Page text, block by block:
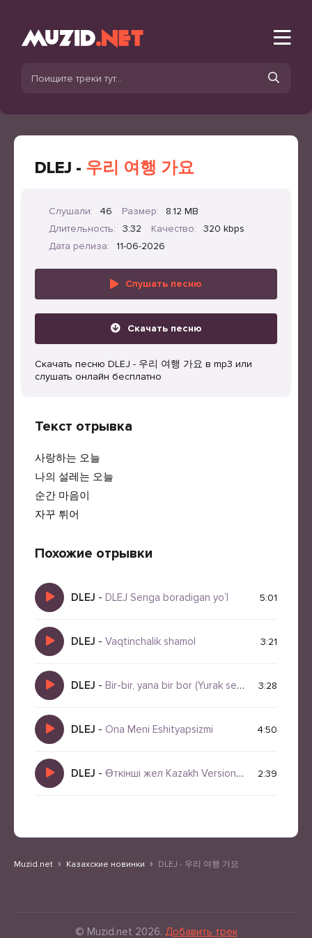
DLEJ - 우리 여행 가요
Слушали: 46 Размер:
8.12 MB
Длительность:
3:32 Качество:
320 kbps
Дата релиза:
11-06-2026
Слушать песню
Скачать песню
Скачать песню DLEJ - 우리 여행 가요 в mp3 или
слушать онлайн бесплатно
Текст отрывка
사랑하는 오늘
나의 설레는 오늘
순간 마음이
자꾸 튀어
Похожие отрывки
DLEJ - DLEJ Senga boradigan yo`l 5:01
DLEJ - Vaqtinchalik shamol 3:21
DLEJ - Bir-bir, yana bir bor (Yurak seni chaqirar) 3:28
DLEJ - Ona Meni Eshityapsizmi 4:50
DLEJ - Өткінші жел Kazakh Version 나는 잠시 머문 바람 2:39
Muzid.net Казахские новинки DLEJ - 우리 여행 가요
© Muzid.net 2026. Добавить трек